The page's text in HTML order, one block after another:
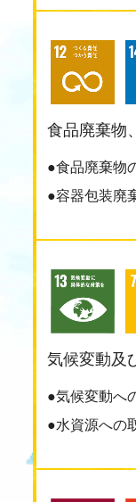
食品廃棄物
●食品廃棄物
●容器包装廃
気候変動及
●気候変動へ
●水資源への